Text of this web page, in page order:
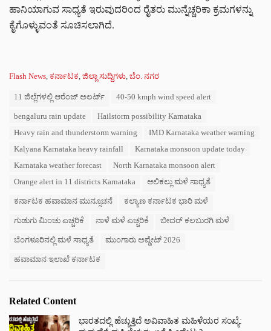
ಹಾನಿಯಾಗುವ ಸಾಧ್ಯತೆ ಇರುವುದರಿಂದ ರೈತರು ಮುನ್ನೆಚ್ಚರಿಕಾ ಕ್ರಮಗಳನ್ನು
ಕೈಗೊಳ್ಳುವಂತೆ ಸೂಚಿಸಲಾಗಿದೆ.
C
Flash News, ಕರ್ನಾಟಕ, ಜಿಲ್ಲಾ ಸುದ್ದಿಗಳು, ಬೆಂ. ನಗರ
11 ಜಿಲ್ಲೆಗಳಲ್ಲಿ ಆರೆಂಜ್ ಅಲರ್ಟ್ 40-50 kmph wind speed alert
bengaluru rain update
Hailstorm possibility Karnataka
Heavy rain and thunderstorm warning
IMD Karnataka weather warning
Kalyana Karnataka heavy rainfall
Karnataka monsoon update today
Karnataka weather forecast
North Karnataka monsoon alert
Orange alert in 11 districts Karnataka
ಆಲಿಕಲ್ಲು ಮಳೆ ಸಾಧ್ಯತೆ
ಕರ್ನಾಟಕ ಹವಾಮಾನ ಮುನ್ಸೂಚನೆ ಕಲ್ಯಾಣ ಕರ್ನಾಟಕ ಭಾರಿ ಮಳೆ
ಗುಡುಗು ಮಿಂಚು ಎಚ್ಚರಿಕೆ ನಾಳೆ ಮಳೆ ಎಚ್ಚರಿಕೆ ಬೀದರ್ ಕಲಬುರಗಿ ಮಳೆ
ಬೆಂಗಳೂರಿನಲ್ಲಿ ಮಳೆ ಸಾಧ್ಯತೆ ಮುಂಗಾರು ಅಪ್ಡೇಟ್ 2026
ಹವಾಮಾನ ಇಲಾಖೆ ಕರ್ನಾಟಕ
Related Content
ಭಾರತದಲ್ಲಿ ಹೆಚ್ಚುತ್ತಿದೆ ಅವಿವಾಹಿತ ಮಹಿಳೆಯರ ಸಂಖ್ಯೆ: